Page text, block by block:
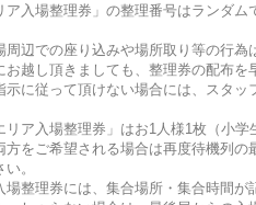
ア入場整理券」の整理番号はランダ
辺での座り込みや場所取り等の行為
お越し頂きましても、整理券の配布を
示に従って頂けない場合には、スタ
ア入場整理券」はお1人様1枚（小学
をご希望される場合は再度待機列
。
整理券には、集合場所・集合時間が